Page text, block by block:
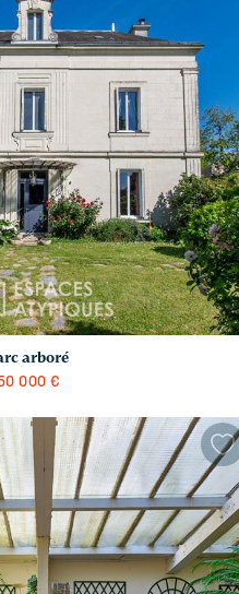
arboré
000 €